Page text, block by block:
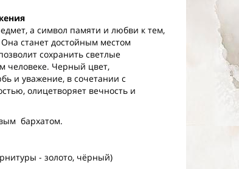
а символ памяти и любви к тем,
станет достойным местом
сохранить светлые
человеке. Черный цвет,
и уважение, в сочетании с
олицетворяет вечность и
бархатом.
- золото, чёрный)